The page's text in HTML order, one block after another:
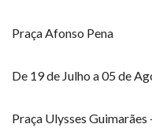
Praça Afonso Pena
De 19 de Julho a 05 de
Praça Ulysses Guimarães